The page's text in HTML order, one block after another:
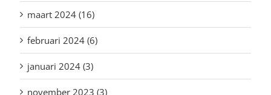
maart 2024 (16)
februari 2024 (6)
januari 2024 (3)
november 2023 (3)